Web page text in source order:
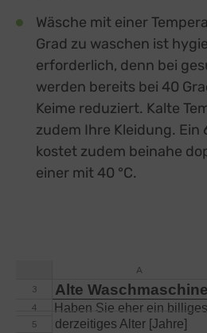
Wäsche mit einer
Grad zu waschen ist
erforderlich, denn bei
werden bereits bei 40
Keime reduziert. Kalte
zudem Ihre Kleidung. Ein
kostet zudem beinahe
einer mit 40 °C.